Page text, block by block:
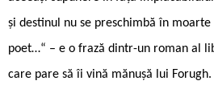
și destinul nu se preschimbă în
poet…“ – e o frază dintr-un roman al
care pare să îi vină mănușă lui